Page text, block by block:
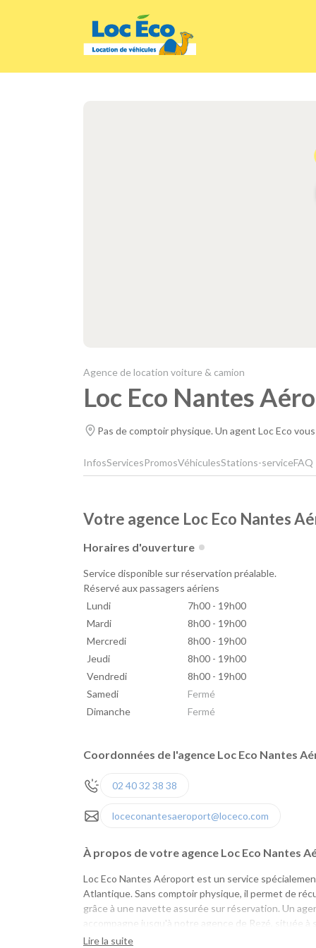
Agence de location voiture & camion
Loc Eco Nantes
Pas de comptoir physique. Un agent Loc Eco
InfosServicesPromosVéhiculesStations-serviceFAQ
Votre agence Loc Eco Nantes
Horaires d'ouverture
Service disponible sur réservation préalable.
Réservé aux passagers aériens
Lundi
7h00 - 19h00
Mardi
8h00 - 19h00
Mercredi
8h00 - 19h00
Jeudi
8h00 - 19h00
Vendredi
8h00 - 19h00
Samedi
Fermé
Dimanche
Fermé
Coordonnées de l'agence Loc Eco Nantes
02 40 32 38 38
loceconantesaeroport@loceco.com
À propos de votre agence Loc Eco Nantes
Loc Eco Nantes Aéroport est un service
Atlantique. Sans comptoir physique, il permet de
grâce à une navette assurée sur réservation. Un
accompagne jusqu'à notre agence de Rezé, située
vous attend.
Lire la suite